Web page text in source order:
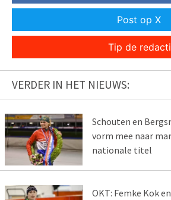
Post op X
Tip de
VERDER IN HET NIEUWS:
Schouten en
vorm mee naar
nationale titel
OKT: Femke Kok